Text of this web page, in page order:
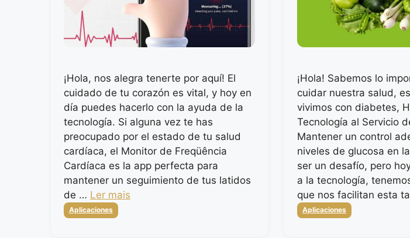
¡Hola, nos alegra tenerte por aquí! El
cuidado de tu corazón es vital, y hoy en
día puedes hacerlo con la ayuda de la
tecnología. Si alguna vez te has
preocupado por el estado de tu salud
cardíaca, el Monitor de Freqüência
Cardíaca es la app perfecta para
mantener un seguimiento de tus latidos
de … Ler mais
Categorias
Aplicaciones
¡Hola! Sabemos lo
cuidar nuestra salud,
vivimos con diabetes,
Tecnología al Servicio
Mantener un control
niveles de glucosa en
ser un desafío, pero
a la tecnología,
que nos facilitan esta
Categorias
Aplicaciones